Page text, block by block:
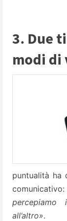
3. Due
modi di
puntualità ha
all’altro».